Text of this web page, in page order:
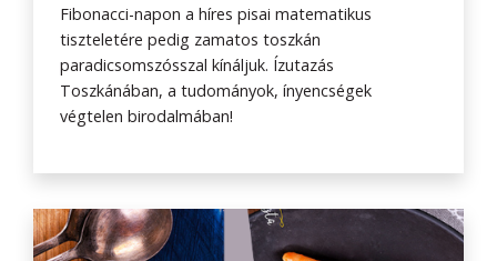
Fibonacci-napon a híres pisai matematikus
tiszteletére pedig zamatos toszkán
paradicsomszósszal kínáljuk. Ízutazás
Toszkánában, a tudományok, ínyencségek
végtelen birodalmában!